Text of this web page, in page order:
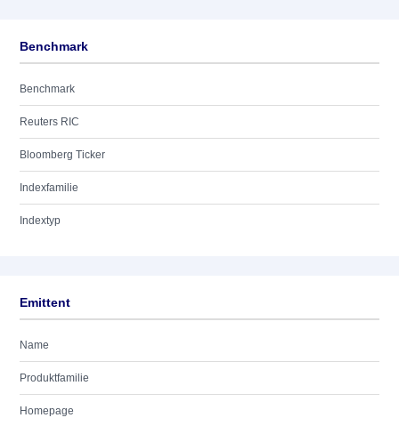
Benchmark
Benchmark
Reuters RIC
Bloomberg Ticker
Indexfamilie
Indextyp
Emittent
Name
Produktfamilie
Homepage